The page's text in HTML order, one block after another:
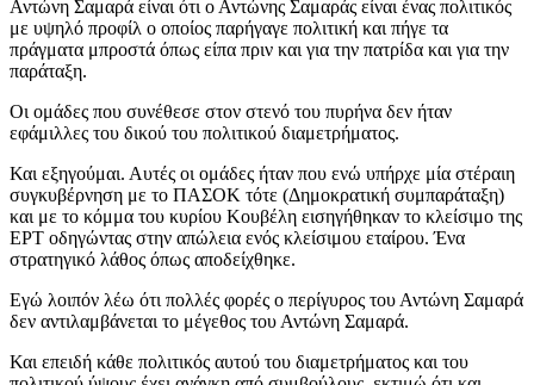
Αντώνη Σαμαρά είναι ότι ο Αντώνης Σαμαράς είναι ένας πολιτικός
με υψηλό προφίλ ο οποίος παρήγαγε πολιτική και πήγε τα
πράγματα μπροστά όπως είπα πριν και για την πατρίδα και για την
παράταξη.
Οι ομάδες που συνέθεσε στον στενό του πυρήνα δεν ήταν
εφάμιλλες του δικού του πολιτικού διαμετρήματος.
Και εξηγούμαι. Αυτές οι ομάδες ήταν που ενώ υπήρχε μία στέραιη
συγκυβέρνηση με το ΠΑΣΟΚ τότε (Δημοκρατική συμπαράταξη)
και με το κόμμα του κυρίου Κουβέλη εισηγήθηκαν το κλείσιμο της
ΕΡΤ οδηγώντας στην απώλεια ενός κλείσιμου εταίρου. Ένα
στρατηγικό λάθος όπως αποδείχθηκε.
Εγώ λοιπόν λέω ότι πολλές φορές ο περίγυρος του Αντώνη Σαμαρά
δεν αντιλαμβάνεται το μέγεθος του Αντώνη Σαμαρά.
Και επειδή κάθε πολιτικός αυτού του διαμετρήματος και του